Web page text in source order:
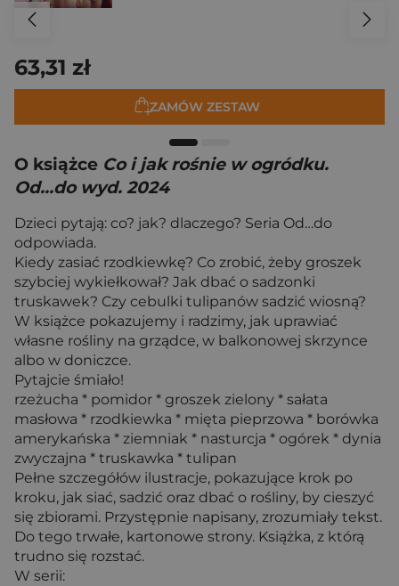
63,31 zł
ZAMÓW ZESTAW
O książce Co i jak rośnie w ogródku.
Od...do wyd. 2024
Dzieci pytają: co? jak? dlaczego? Seria Od…do
odpowiada.
Kiedy zasiać rzodkiewkę? Co zrobić, żeby groszek
szybciej wykiełkował? Jak dbać o sadzonki
truskawek? Czy cebulki tulipanów sadzić wiosną?
W książce pokazujemy i radzimy, jak uprawiać
własne rośliny na grządce, w balkonowej skrzynce
albo w doniczce.
Pytajcie śmiało!
rzeżucha * pomidor * groszek zielony * sałata
masłowa * rzodkiewka * mięta pieprzowa * borówka
amerykańska * ziemniak * nasturcja * ogórek * dynia
zwyczajna * truskawka * tulipan
Pełne szczegółów ilustracje, pokazujące krok po
kroku, jak siać, sadzić oraz dbać o rośliny, by cieszyć
się zbiorami. Przystępnie napisany, zrozumiały tekst.
Do tego trwałe, kartonowe strony. Książka, z którą
trudno się rozstać.
W serii: